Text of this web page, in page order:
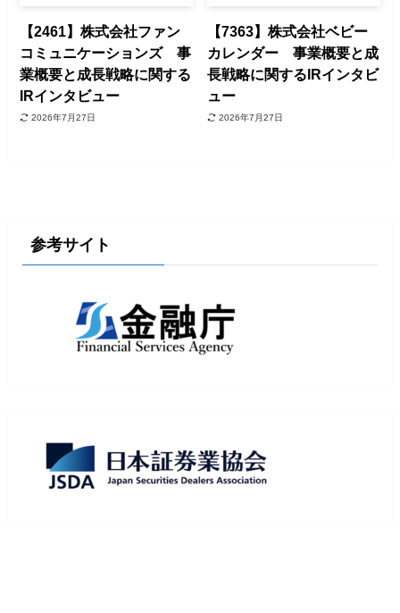
【2461】株式会社ファン
コミュニケーションズ 事
業概要と成長戦略に関する
IRインタビュー
2026年7月27日
【7363】株式会社ベビー
カレンダー 事業概要と成
長戦略に関するIRインタビ
ュー
2026年7月27日
参考サイト